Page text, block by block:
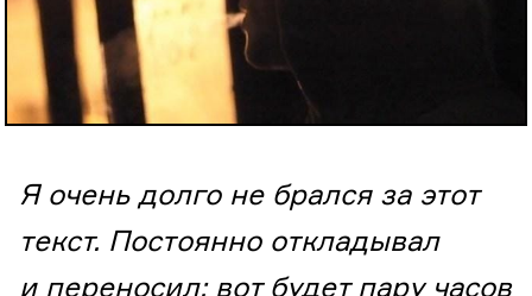
Я очень долго не брался за этот
текст. Постоянно откладывал
и переносил: вот будет пару часов